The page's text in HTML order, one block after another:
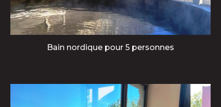
Bain nordique pour 5 personnes